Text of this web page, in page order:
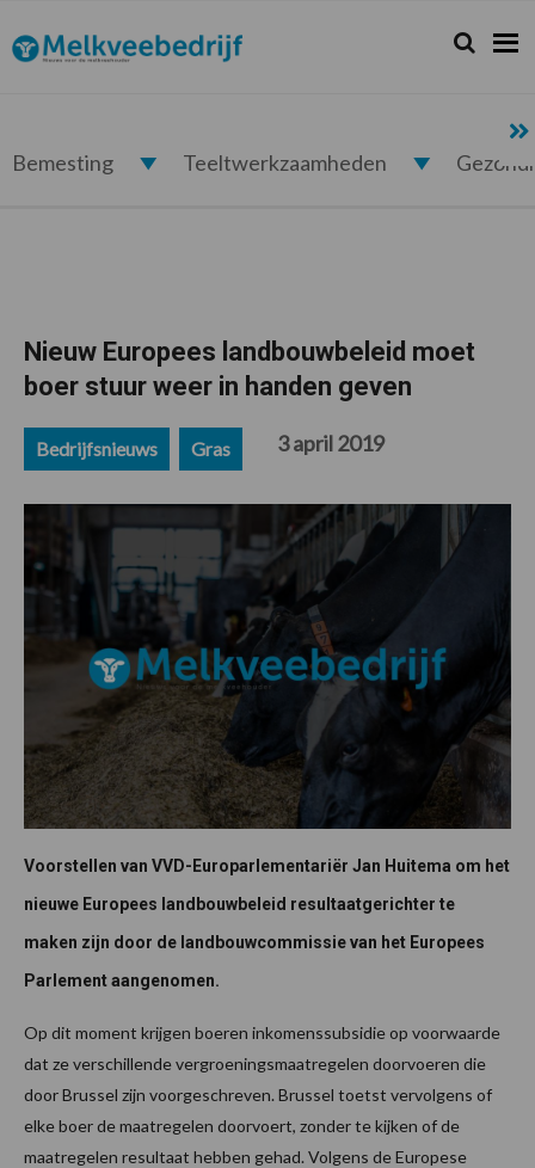
de
hoofdnavigatie
de
hoofd
de
eerste
de
voettekst
Melkveebedrijf.nl Zoeken...
Zoek
Bemesting Teeltwerkzaamheden
Nieuw Europees landbouwbeleid moet
boer stuur weer in handen geven
Bedrijfsnieuws Gras 3 april 2019
Voorstellen van VVD-Europarlementariër Jan Huitema om het
nieuwe Europees landbouwbeleid resultaatgerichter te
maken zijn door de landbouwcommissie van het Europees
Parlement aangenomen.
Op dit moment krijgen boeren inkomenssubsidie op voorwaarde
dat ze verschillende vergroeningsmaatregelen doorvoeren die
door Brussel zijn voorgeschreven. Brussel toetst vervolgens of
elke boer de maatregelen doorvoert, zonder te kijken of de
maatregelen resultaat hebben gehad. Volgens de Europese